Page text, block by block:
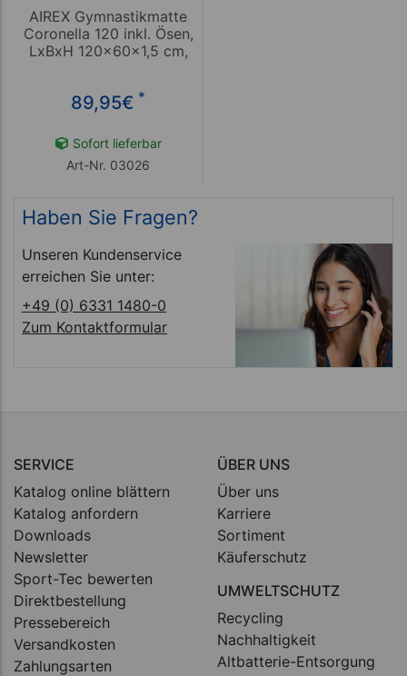
AIREX Gymnastikmatte
Coronella 120 inkl. Ösen,
LxBxH 120x60x1,5 cm,
89,95€ *
Sofort lieferbar
Art-Nr. 03026
Haben Sie Fragen?
Unseren Kundenservice
erreichen Sie unter:
+49 (0) 6331 1480-0
Zum Kontaktformular
SERVICE
Katalog online blättern
Katalog anfordern
Downloads
Newsletter
Sport-Tec bewerten
Direktbestellung
Pressebereich
Versandkosten
Zahlungsarten
ÜBER UNS
Über uns
Karriere
Sortiment
Käuferschutz
UMWELTSCHUTZ
Recycling
Nachhaltigkeit
Altbatterie-Entsorgung